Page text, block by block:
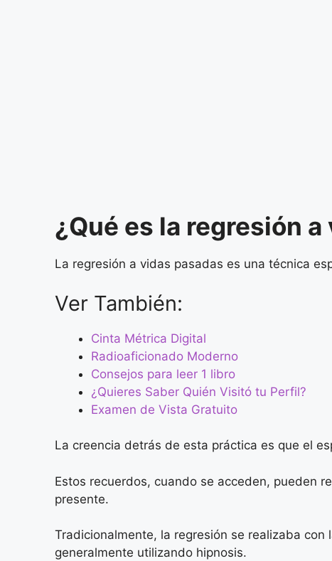
¿Qué es la regresión
La regresión a vidas pasadas es una técnica
Ver También:
Cinta Métrica Digital
Radioaficionado Moderno
Consejos para leer 1 libro
¿Quieres Saber Quién Visitó tu Perfil?
Examen de Vista Gratuito
La creencia detrás de esta práctica es que el
Estos recuerdos, cuando se acceden, pueden
presente.
Tradicionalmente, la regresión se realizaba
generalmente utilizando hipnosis.